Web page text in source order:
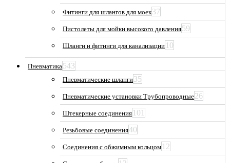
Фитинги для шлангов для моек37
Пистолеты для мойки высокого давления59
Шланги и фитинги для канализации 10
Пневматика543
Пневматические шланги35
Пневматические установки Трубопроводные26
Штекерные соединения 101
Резьбовые соединения40
Соединения с обжимным кольцом 12